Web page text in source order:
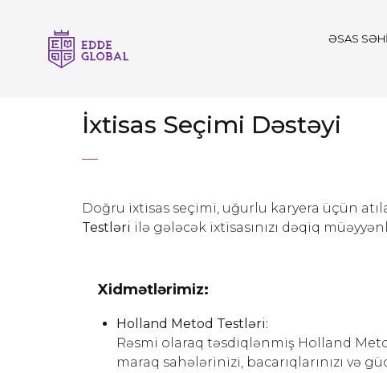
ƏSAS
İxtisas Seçimi Dəstəyi
Doğru ixtisas seçimi, uğurlu karyera üçün
Testləri ilə gələcək ixtisasınızı dəqiq
Xidmətlərimiz:
Holland Metod Testləri:
Rəsmi olaraq təsdiqlənmiş Holland
maraq sahələrinizi, bacarıqlarınızı və